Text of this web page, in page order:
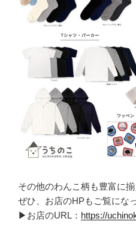
その他のわんこ柄も豊富に揃
ぜひ、お店のHPもご覧にな
▶お店のURL： https://